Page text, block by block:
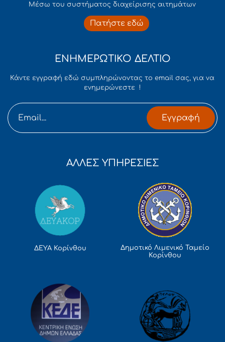
Mέσω του συστήματος διαχείρισης αιτημάτων
Πατήστε εδώ
ΕΝΗΜΕΡΩΤΙΚΟ ΔΕΛΤΙΟ
Κάντε εγγραφή εδώ συμπληρώνοντας το email σας, για να
ενημερώνεστε !
Εγγραφή
ΑΛΛΕΣ ΥΠΗΡΕΣΙΕΣ
ΔΕΥΑ Κορίνθου
Δημοτικό Λιμενικό Ταμείο
Κορίνθου